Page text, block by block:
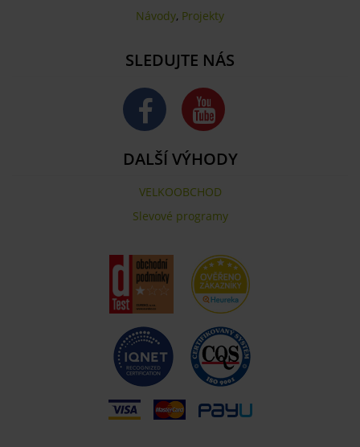
Návody, Projekty
SLEDUJTE NÁS
DALŠÍ VÝHODY
VELKOOBCHOD
Slevové programy